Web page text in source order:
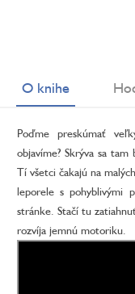
O knihe
Poďme preskúmať
objavíme? Skrýva sa
Tí všetci čakajú na
leporele s pohyblivými
stránke. Stačí tu
rozvíja jemnú motoriku.